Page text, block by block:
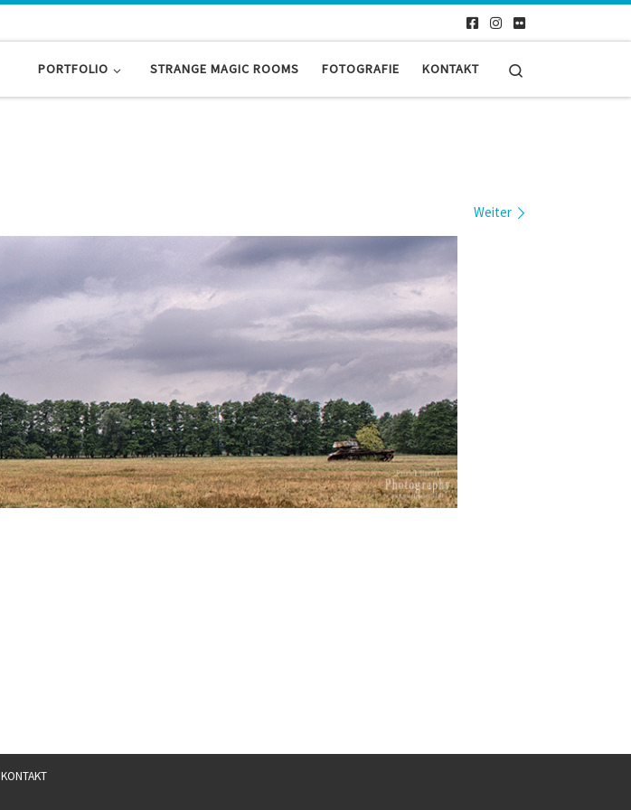
PORTFOLIO STRANGE MAGIC ROOMS FOTOGRAFIE KONTAKT
Weiter
KONTAKT